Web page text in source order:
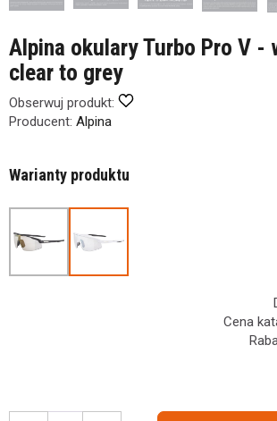
Alpina okulary Turbo Pro V -
clear to grey
Obserwuj produkt:
Producent: Alpina
Warianty produktu
Cena